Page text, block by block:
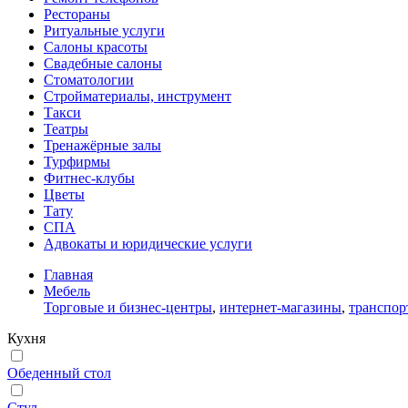
Рестораны
Ритуальные услуги
Салоны красоты
Свадебные салоны
Стоматологии
Стройматериалы, инструмент
Такси
Театры
Тренажёрные залы
Турфирмы
Фитнес-клубы
Цветы
Тату
СПА
Адвокаты и юридические услуги
Главная
Мебель
Торговые и бизнес-центры, интернет-магазины,
Кухня
Обеденный стол